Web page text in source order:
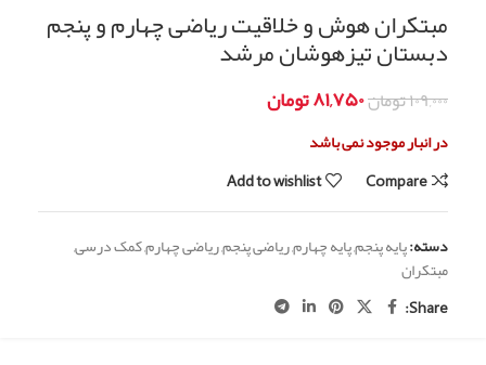
مبتکران هوش و خلاقیت ریاضی چهارم و پنجم
دبستان تیزهوشان مرشد
۱۰۹,۰۰۰تومان۸۱,۷۵۰تومان
در انبار موجود نمی باشد
Compare
Add to wishlist
دسته:پایه پنجم,پایه چهارم,ریاضی پنجم,ریاضی چهارم,کمک درسی,
مبتکران
Share: